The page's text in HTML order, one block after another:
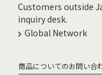
Customers outside
inquiry desk.
Global Network
商品についてのお問い合